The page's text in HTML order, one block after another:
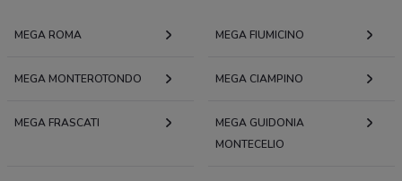
MEGA ROMA MEGA FIUMICINO
MEGA MONTEROTONDO MEGA CIAMPINO
MEGA FRASCATI
MEGA GUIDONIA
MONTECELIO